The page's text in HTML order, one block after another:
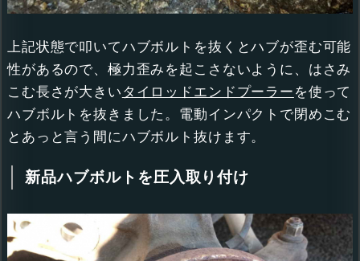
上記状態で叩いてハブボルトを抜くとハブが歪む可能
性があるので、極力歪みを起こさないように、はさみ
こむ長さが大きい タイロッドエンドプーラー を使って
ハブボルトを抜きました。電動インパクトで閉めこむ
とあっと言う間にハブボルト抜けます。
新品ハブボルトを圧入取り付け